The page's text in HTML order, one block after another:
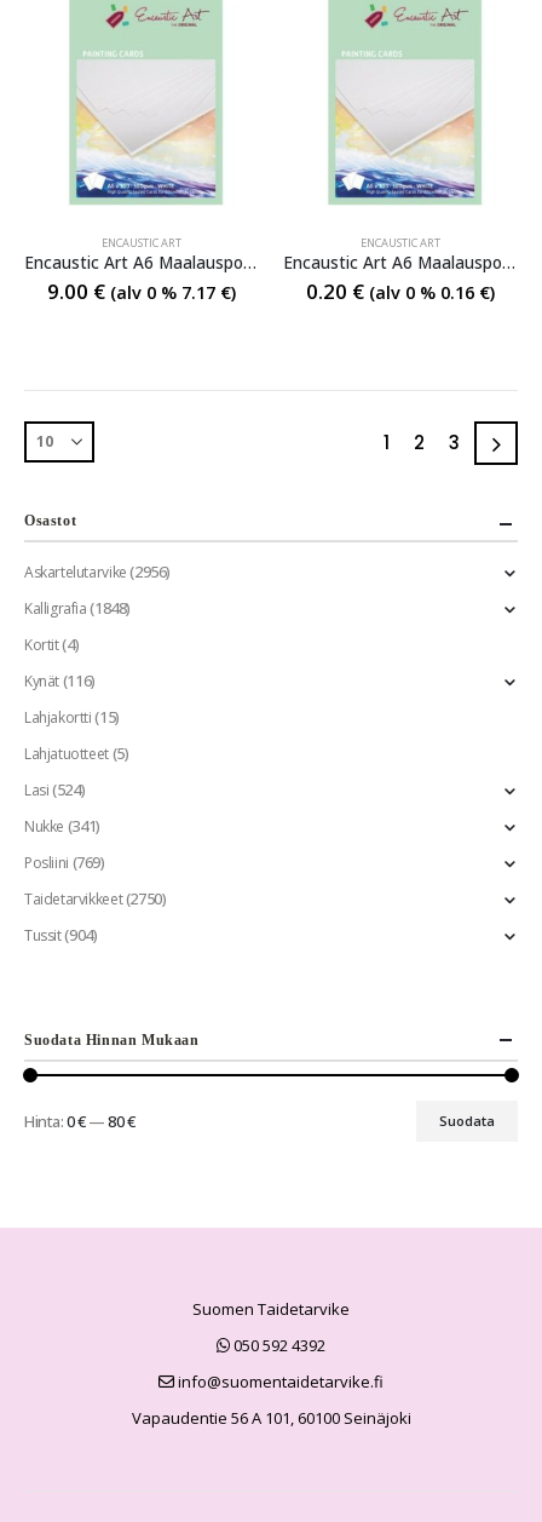
ENCAUSTIC ART
Encaustic Art A6 Maalauspohja
9.00 € (alv 0 % 7.17 €)
ENCAUSTIC ART
Encaustic Art A6 Maalauspohja irto
0.20 € (alv 0 % 0.16 €)
1 2 3
Osastot
Askartelutarvike(2956)
Kalligrafia(1848)
Kortit(4)
Kynät(116)
Lahjakortti(15)
Lahjatuotteet(5)
Lasi(524)
Nukke (341)
Posliini (769)
Taidetarvikkeet(2750)
Tussit(904)
Suodata Hinnan Mukaan
Suodata
Hinta:0 €—80 €
Suomen Taidetarvike
050 592 4392
info@suomentaidetarvike.fi
Vapaudentie 56 A 101, 60100 Seinäjoki